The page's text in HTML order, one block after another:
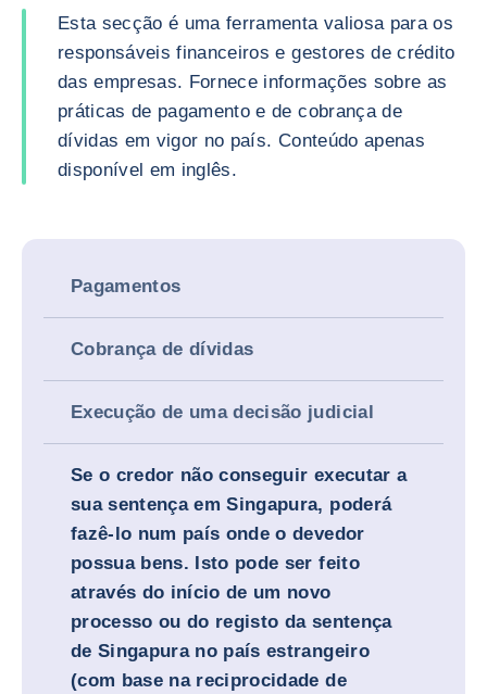
Esta secção é uma ferramenta valiosa para os
responsáveis financeiros e gestores de crédito
das empresas. Fornece informações sobre as
práticas de pagamento e de cobrança de
dívidas em vigor no país. Conteúdo apenas
disponível em inglês.
Pagamentos
Cobrança de dívidas
Execução de uma decisão judicial
Se o credor não conseguir executar a
sua sentença em Singapura, poderá
fazê-lo num país onde o devedor
possua bens. Isto pode ser feito
através do início de um novo
processo ou do registo da sentença
de Singapura no país estrangeiro
(com base na reciprocidade de